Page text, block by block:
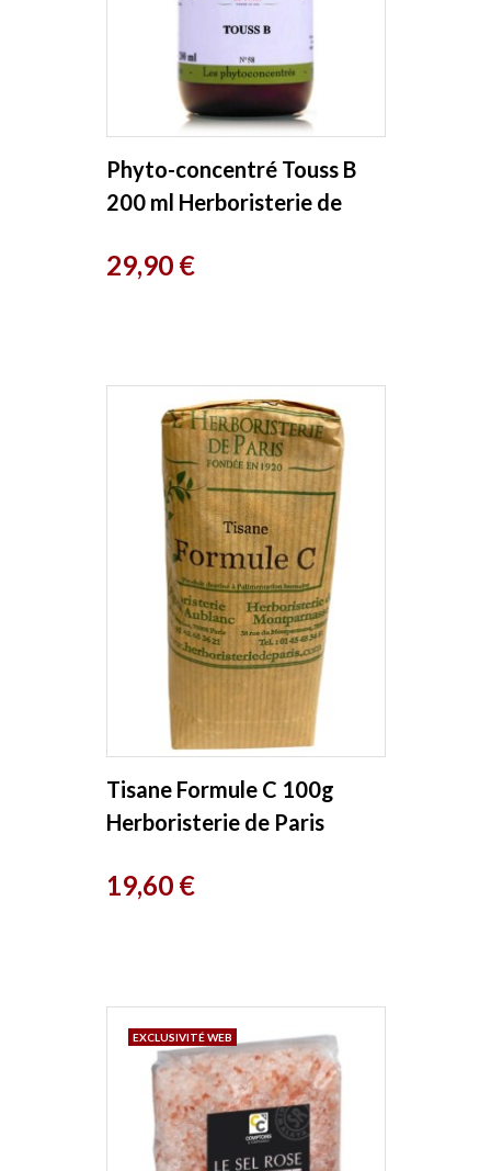
Phyto-concentré Touss B
200 ml Herboristerie de
Prix
29,90 €
Tisane Formule C 100g
Herboristerie de Paris
Prix
19,60 €
EXCLUSIVITÉ WEB